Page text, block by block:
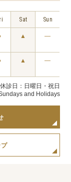
Sat Sun
▲ ―
▲ ―
日：日曜日・祝日
and Holidays
プ